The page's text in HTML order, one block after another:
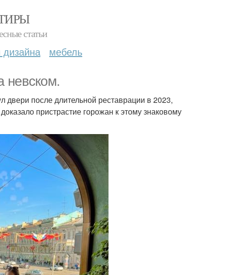
статьи
дизайна мебель
невском.
двери после длительной реставрации в 2023,
пристрастие горожан к этому знаковому